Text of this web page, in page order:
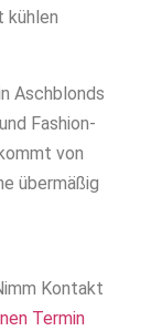
kühlen
Aschblonds
Fashion-
von
übermäßig
Kontakt
Termin